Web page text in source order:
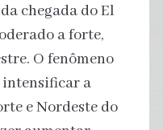
chegada do El
a forte,
O fenômeno
a
e Nordeste do